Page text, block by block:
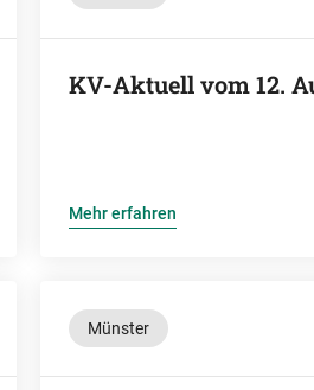
KV-Aktuell vom 12.
Mehr erfahren
Münster